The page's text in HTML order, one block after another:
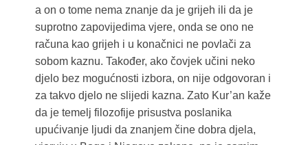
a on o tome nema znanje da je grijeh ili da je
suprotno zapovijedima vjere, onda se ono ne
računa kao grijeh i u konačnici ne povlači za
sobom kaznu. Također, ako čovjek učini neko
djelo bez mogućnosti izbora, on nije odgovoran i
za takvo djelo ne slijedi kazna. Zato Kur’an kaže
da je temelj filozofije prisustva poslanika
upućivanje ljudi da znanjem čine dobra djela,